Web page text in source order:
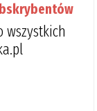
wszystkich